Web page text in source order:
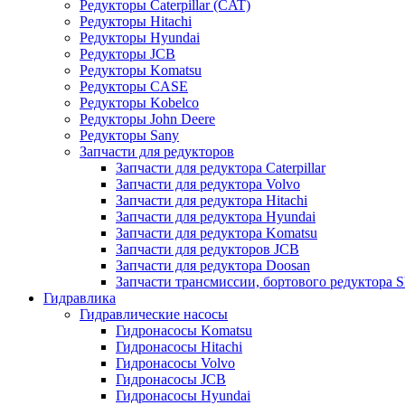
Редукторы Caterpillar (CAT)
Редукторы Hitachi
Редукторы Hyundai
Редукторы JCB
Редукторы Komatsu
Редукторы CASE
Редукторы Kobelco
Редукторы John Deere
Редукторы Sany
Запчасти для редукторов
Запчасти для редуктора Caterpillar
Запчасти для редуктора Volvo
Запчасти для редуктора Hitachi
Запчасти для редуктора Hyundai
Запчасти для редуктора Komatsu
Запчасти для редукторов JCB
Запчасти для редуктора Doosan
Запчасти трансмиссии, бортового редуктора
Гидравлика
Гидравлические насосы
Гидронасосы Komatsu
Гидронасосы Hitachi
Гидронасосы Volvo
Гидронасосы JCB
Гидронасосы Hyundai